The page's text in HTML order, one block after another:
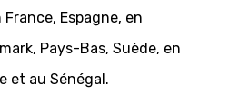
Espagne, en
Pays-Bas, Suède, en
et au Sénégal.